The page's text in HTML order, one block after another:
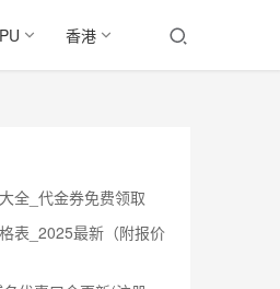
香港
全_代金券免费领取
表_2025最新（附报价